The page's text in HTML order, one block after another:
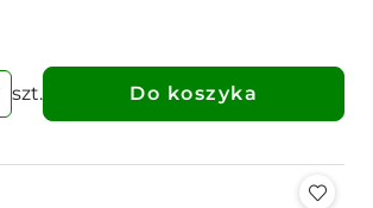
szt. Do koszyka